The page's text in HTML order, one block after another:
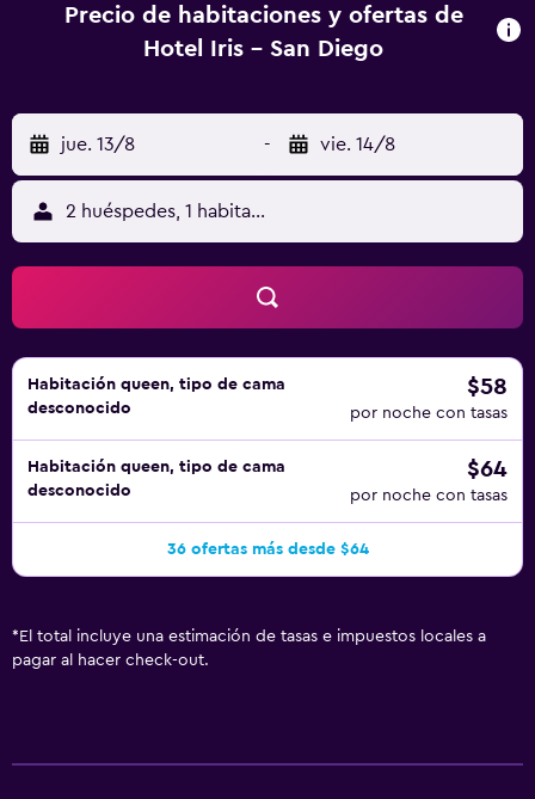
baños están equipados con ducha y bañera combinadas.
Se ofrece servicio de limpieza a petición. Los servicios de
esparcimiento que se indican más abajo en las
instalaciones o cerca del alojamiento (es posible que se
aplique un recargo).
Precio de habitaciones y ofertas de
Hotel Iris - San Diego
jue. 13/8 - vie. 14/8
2 huéspedes, 1 habitación
Habitación queen, tipo de cama
desconocido
$58
por noche con tasas
Habitación queen, tipo de cama
desconocido
$64
por noche con tasas
36 ofertas más desde $64
* El total incluye una estimación de tasas e impuestos locales a
pagar al hacer check-out.